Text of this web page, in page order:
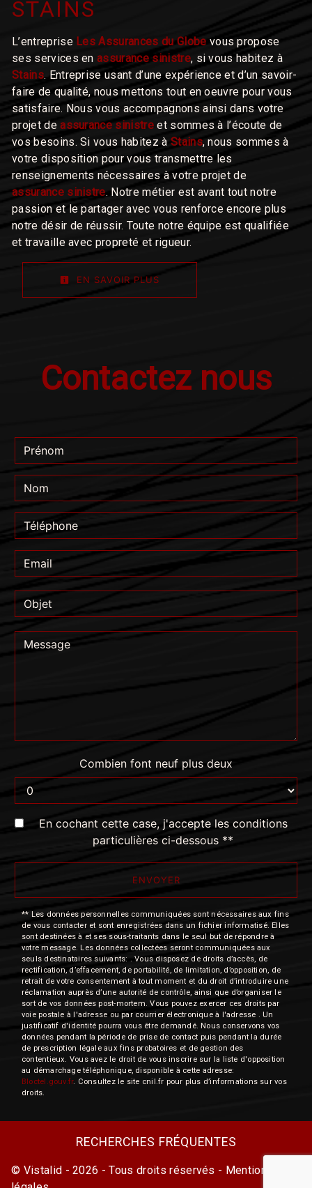
STAINS
L’entreprise Les Assurances du Globe vous propose
ses services enassurance sinistre, si vous habitez à
Stains. Entreprise usant d’une expérience et d’un savoir-
faire de qualité, nous mettons tout en oeuvre pour vous
satisfaire. Nous vous accompagnons ainsi dans votre
projet deassurance sinistreet sommes à l’écoute de
vos besoins. Si vous habitez à Stains, nous sommes à
votre disposition pour vous transmettre les
renseignements nécessaires à votre projet de
assurance sinistre. Notre métier est avant tout notre
passion et le partager avec vous renforce encore plus
notre désir de réussir. Toute notre équipe est qualifiée
et travaille avec propreté et rigueur.
EN SAVOIR PLUS
Contactez nous
Combien font neuf plus deux
En cochant cette case, j'accepte les conditions
particulières ci-dessous **
ENVOYER
** Les données personnelles communiquées sont nécessaires aux fins
de vous contacter et sont enregistrées dans un fichier informatisé. Elles
sont destinées à et ses sous-traitants dans le seul but de répondre à
votre message. Les données collectées seront communiquées aux
seuls destinataires suivants: . Vous disposez de droits d’accès, de
rectification, d’effacement, de portabilité, de limitation, d’opposition, de
retrait de votre consentement à tout moment et du droit d’introduire une
réclamation auprès d’une autorité de contrôle, ainsi que d’organiser le
sort de vos données post-mortem. Vous pouvez exercer ces droits par
voie postale à l'adresse ou par courrier électronique à l'adresse . Un
justificatif d'identité pourra vous être demandé. Nous conservons vos
données pendant la période de prise de contact puis pendant la durée
de prescription légale aux fins probatoires et de gestion des
contentieux. Vous avez le droit de vous inscrire sur la liste d'opposition
au démarchage téléphonique, disponible à cette adresse:
Bloctel.gouv.fr. Consultez le site cnil.fr pour plus d’informations sur vos
droits.
RECHERCHES FRÉQUENTES
© Vistalid - 2026 - Tous droits réservés - Mentions